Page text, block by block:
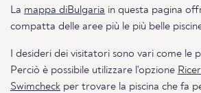
La mappa diBulgaria in questa pagina
compatta delle aree più le più belle
I desideri dei visitatori sono vari come le
Perciò è possibile utilizzare l'opzione
Swimcheck per trovare la piscina che fa